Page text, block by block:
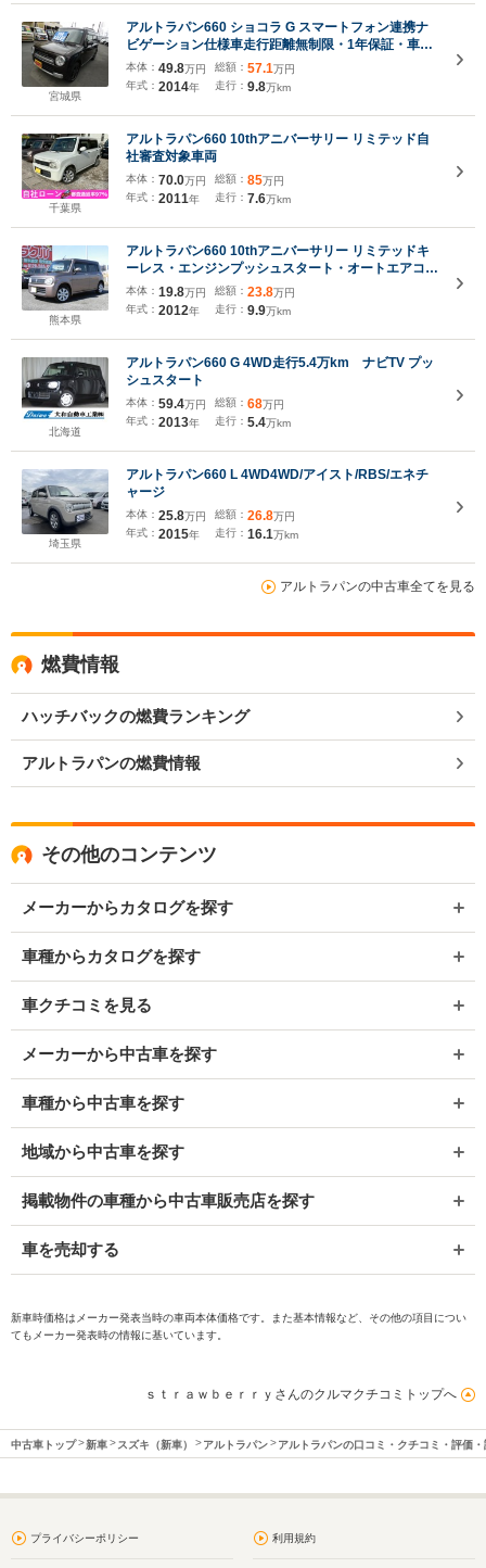
宮城県
アルトラパン660 ショコラ G スマートフォン連携ナ
ビゲーション仕様車走行距離無制限・1年保証・車検
整備付
本体： 49.8万円
年式： 2014年
総額： 57.1万円
走行： 9.8万km
千葉県
アルトラパン660 10thアニバーサリー リミテッド自
社審査対象車両
本体： 70.0万円
年式： 2011年
総額： 85万円
走行： 7.6万km
熊本県
アルトラパン660 10thアニバーサリー リミテッドキ
ーレス・エンジンプッシュスタート・オートエアコ
ン・純正オーディオ・ベンチシート・運転席シートヒ
ーター・車内清掃済
本体： 19.8万円
年式： 2012年
総額： 23.8万円
走行： 9.9万km
北海道
アルトラパン660 G 4WD走行5.4万km ナビTV プッ
シュスタート
本体： 59.4万円
年式： 2013年
総額： 68万円
走行： 5.4万km
埼玉県
アルトラパン660 L 4WD4WD/アイスト/RBS/エネチ
ャージ
本体： 25.8万円
年式： 2015年
総額： 26.8万円
走行： 16.1万km
アルトラパンの中古車全てを見る
燃費情報
ハッチバックの燃費ランキング
アルトラパンの燃費情報
その他のコンテンツ
メーカーからカタログを探す
車種からカタログを探す
車クチコミを見る
メーカーから中古車を探す
車種から中古車を探す
地域から中古車を探す
掲載物件の車種から中古車販売店を探す
車を売却する
新車時価格はメーカー発表当時の車両本体価格です。また基本情報など、その他の項目につい
てもメーカー発表時の情報に基いています。
ｓｔｒａｗｂｅｒｒｙさんのクルマクチコミトップへ
中古車トップ 新車 スズキ（新車） アルトラパン アルトラパンの口コミ・クチコミ・評価
プライバシーポリシー 利用規約